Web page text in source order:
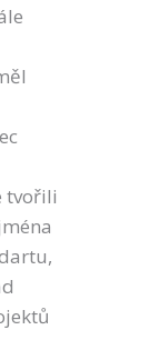
tvořili